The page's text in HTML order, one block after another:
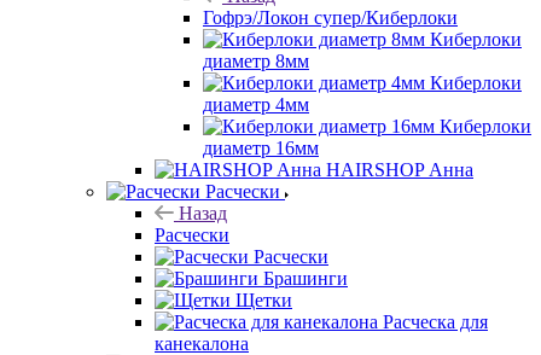
Гофрэ/Локон супер/Киберлоки
Киберлоки
диаметр 8мм
Киберлоки
диаметр 4мм
Киберлоки
диаметр 16мм
HAIRSHOP Анна
Расчески
Назад
Расчески
Расчески
Брашинги
Щетки
Расческа для
канекалона